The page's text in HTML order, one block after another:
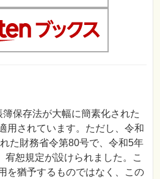
保存法が大幅に簡素化された
用されています。ただし、令和
た財務省令第80号で、令和5年
宥恕規定が設けられました。こ
を猶予するものではなく、この